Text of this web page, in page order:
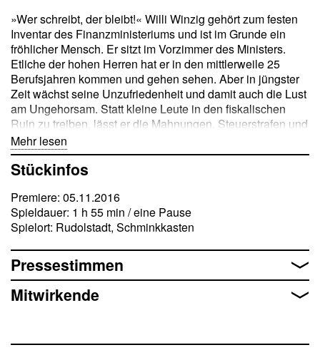
»Wer schreibt, der bleibt!« Willi Winzig gehört zum festen
Inventar des Finanzministeriums und ist im Grunde ein
fröhlicher Mensch. Er sitzt im Vorzimmer des Ministers.
Etliche der hohen Herren hat er in den mittlerweile 25
Berufsjahren kommen und gehen sehen. Aber in jüngster
Zeit wächst seine Unzufriedenheit und damit auch die Lust
am Ungehorsam. Statt kleine Leute in den fiskalischen
Ruin zu treiben, lässt er die Mahnungen, Steuerstrafen und
Zahlungsbefehle einfach unter den Tisch fallen. Die
Streichung seiner Pensionsansprüche droht. Doch Winzig
arbeitet längst an einer Alternative zum Beamtendasein.
Meisterwerke versteckt. Keine Plagiate oder Raubkopien,
sondern seine eigenen anarchischen Sprachspielereien.
Mit ihnen bekommen abgedroschene Wortbedeutungen
entpuppt sich als tollkühner Versakrobat mit musikalischem
Geschick. Da bleibt weiterer Frauenbesuch nicht aus …
Ob Komiker, Schauspieler oder Komponist – Heinz Erhardt
amüsanten Gedichten, Sketchen, Liedern und Filmen
Mehr lesen
Stückinfos
Premiere: 05.11.2016
Spieldauer: 1 h 55 min / eine Pause
Spielort: Rudolstadt, Schminkkasten
Pressestimmen
Mitwirkende